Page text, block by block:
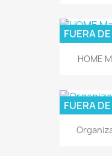
HOME
FUERA
FUERA